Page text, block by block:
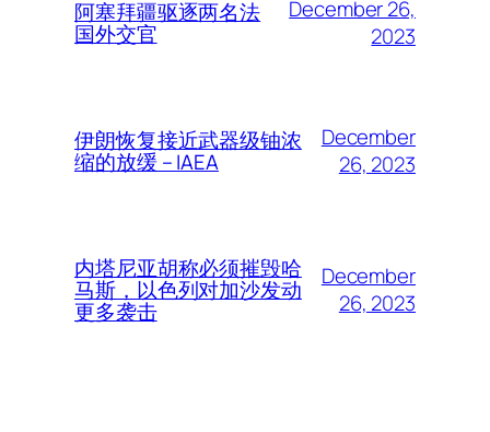
阿塞拜疆驱逐两名法
国外交官
December 26,
2023
伊朗恢复接近武器级铀浓
缩的放缓 – IAEA
December
26, 2023
内塔尼亚胡称必须摧毁哈
马斯，以色列对加沙发动
更多袭击
December
26, 2023